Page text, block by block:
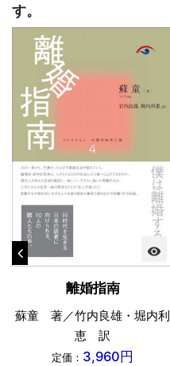
す。
visibility
離婚指南
蘇童 著／竹内良雄・堀内利
恵 訳
定価： 3,960円